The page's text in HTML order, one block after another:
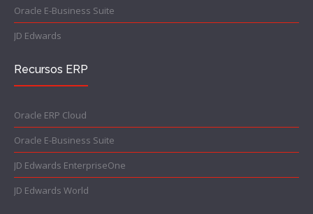
Oracle E-Business Suite
JD Edwards
Recursos ERP
Oracle ERP Cloud
Oracle E-Business Suite
JD Edwards EnterpriseOne
JD Edwards World